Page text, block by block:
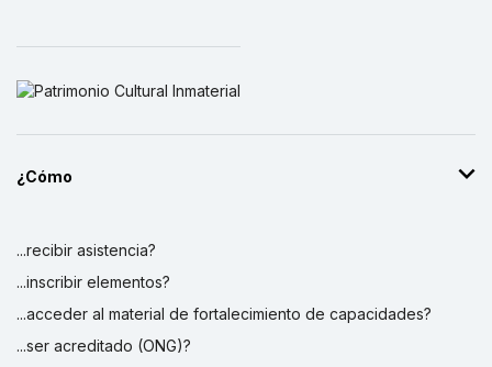
¿Cómo
...recibir asistencia?
...inscribir elementos?
...acceder al material de fortalecimiento de capacidades?
...ser acreditado (ONG)?